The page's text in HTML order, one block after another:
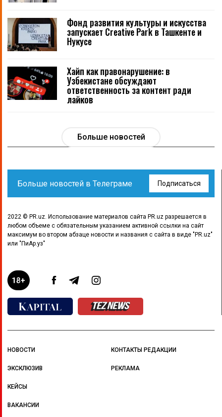
Фонд развития культуры и искусства
запускает Creative Park в Ташкенте и
Нукусе
Хайп как правонарушение: в
Узбекистане обсуждают
ответственность за контент ради
лайков
Больше новостей
Больше новостей в Телеграме Подписаться
2022 © PR.uz. Использование материалов сайта PR.uz разрешается в
любом объеме с обязательным указанием активной ссылки на сайт
максимум во втором абзаце новости и названия с сайта в виде "PR.uz"
или "ПиАр.уз"
НОВОСТИ
ЭКСКЛЮЗИВ
КЕЙСЫ
ВАКАНСИИ
КОНТАКТЫ РЕДАКЦИИ
РЕКЛАМА